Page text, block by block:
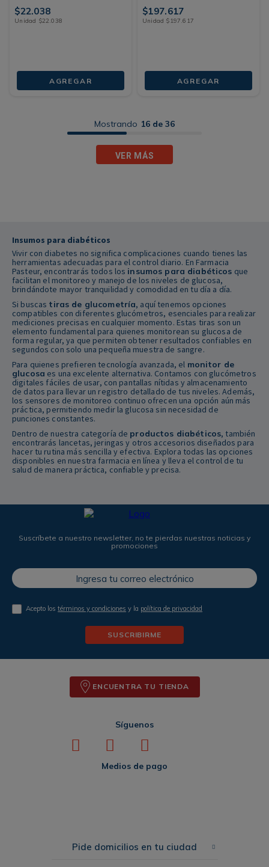
$22.038
Unidad $22.038
AGREGAR
$197.617
Unidad $197.617
AGREGAR
Mostrando 16 de 36
VER MÁS
Insumos para diabéticos
Vivir con diabetes no significa complicaciones cuando tienes las
herramientas adecuadas para el control diario. En Farmacia
Pasteur, encontrarás todos los insumos para diabéticos que
facilitan el monitoreo y manejo de los niveles de glucosa,
brindándote mayor tranquilidad y comodidad en tu día a día.
Si buscas tiras de glucometría, aquí tenemos opciones
compatibles con diferentes glucómetros, esenciales para realizar
mediciones precisas en cualquier momento. Estas tiras son un
elemento fundamental para quienes monitorean su glucosa de
forma regular, ya que permiten obtener resultados confiables en
segundos con solo una pequeña muestra de sangre.
Para quienes prefieren tecnología avanzada, el monitor de
glucosa es una excelente alternativa. Contamos con glucómetros
digitales fáciles de usar, con pantallas nítidas y almacenamiento
de datos para llevar un registro detallado de tus niveles. Además,
los sensores de monitoreo continuo ofrecen una opción aún más
práctica, permitiendo medir la glucosa sin necesidad de
punciones constantes.
Dentro de nuestra categoría de productos diabéticos, también
encontrarás lancetas, jeringas y otros accesorios diseñados para
hacer tu rutina más sencilla y efectiva. Explora todas las opciones
disponibles en nuestra farmacia en línea y lleva el control de tu
salud de manera práctica, confiable y precisa.
Suscríbete a nuestro newsletter, no te pierdas nuestras noticias y
promociones
Acepto lostérminos y condiciones y la política de privacidad
SUSCRIBIRME
ENCUENTRA TU TIENDA
Síguenos
Medios de pago
Pide domicilios en tu ciudad